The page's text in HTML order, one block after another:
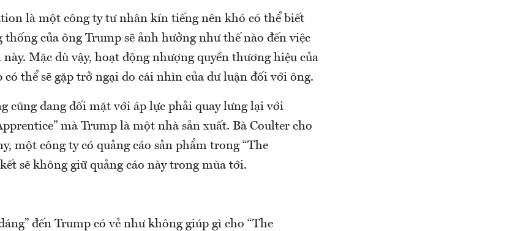
là một công ty tư nhân kín tiếng nên khó có thể biết
của ông Trump sẽ ảnh hưởng như thế nào đến việc
Mặc dù vậy, hoạt động nhượng quyền thương hiệu của
thể sẽ gặp trở ngại do cái nhìn của dư luận đối với ông.
cũng đang đối mặt với áp lực phải quay lưng lại với
mà Trump là một nhà sản xuất. Bà Coulter cho
một công ty có quảng cáo sản phẩm trong “The
sẽ không giữ quảng cáo này trong mùa tới.
đến Trump có vẻ như không giúp gì cho “The